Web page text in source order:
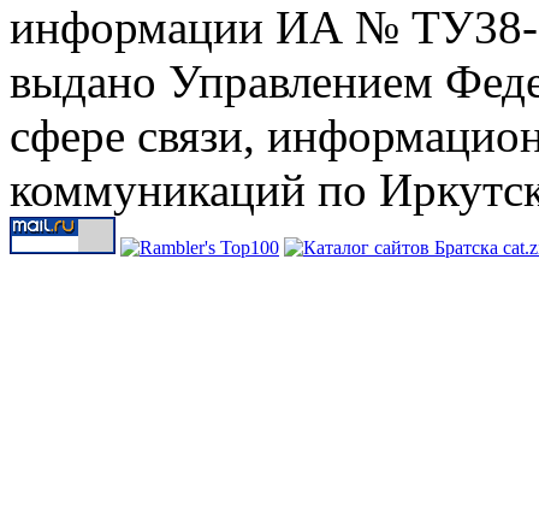
информации ИА № ТУ38-
выдано Управлением
сфере связи,
коммуникаций по